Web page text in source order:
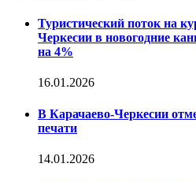
Туристический поток на
Черкесии в новогодние
на 4%
16.01.2026
В Карачаево-Черкесии
печати
14.01.2026